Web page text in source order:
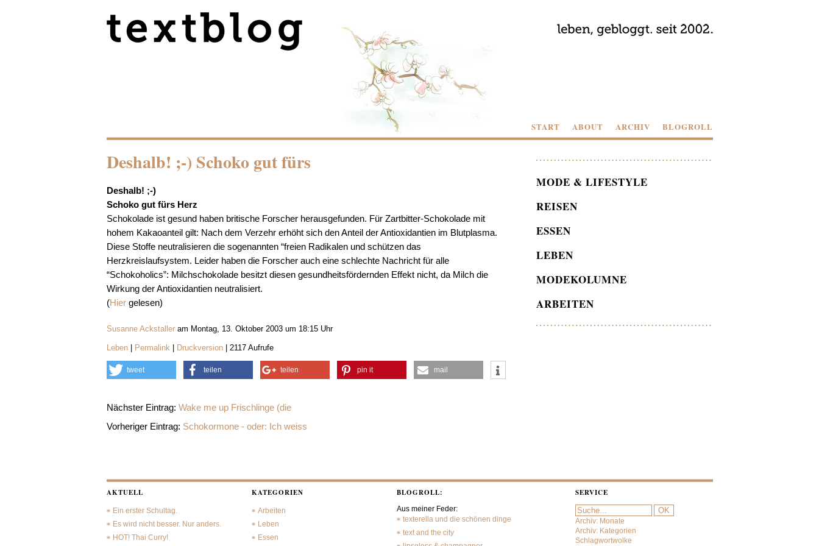
START ABOUT ARCHIV BLOGROLL
Deshalb! ;-) Schoko gut fürs
Deshalb! ;-)
Schoko gut fürs Herz
Schokolade ist gesund haben britische Forscher herausgefunden. Für Zartbitter-Schokolade mit
hohem Kakaoanteil gilt: Nach dem Verzehr erhöht sich den Anteil der Antioxidantien im Blutplasma.
Diese Stoffe neutralisieren die sogenannten “freien Radikalen und schützen das
Herzkreislaufsystem. Leider haben die Forscher auch eine schlechte Nachricht für alle
“Schokoholics”: Milchschokolade besitzt diesen gesundheitsfördernden Effekt nicht, da Milch die
Wirkung der Antioxidantien neutralisiert.
(Hiergelesen)
Susanne Ackstalleram Montag, 13. Oktober 2003 um 18:15 Uhr
Leben Permalink| Druckversion| 2117 Aufrufe
tweet teilen teilen pin it mail
Nächster Eintrag: Wake me up Frischlinge (die
Vorheriger Eintrag: Schokormone - oder: Ich weiss
MODE & LIFESTYLE
REISEN
ESSEN
LEBEN
MODEKOLUMNE
ARBEITEN
AKTUELL
Ein erster Schultag.
Es wird nicht besser. Nur anders.
HOT! Thai Curry!
KATEGORIEN
Arbeiten
Leben
Essen
BLOGROLL:
Aus meiner Feder:
texterella und die schönen dinge
text and the city
SERVICE
Archiv: Monate
Archiv: Kategorien
Schlagwortwolke